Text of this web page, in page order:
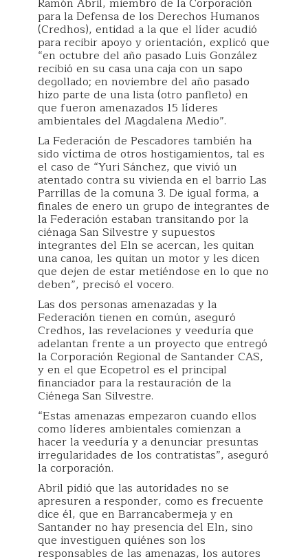
para la Defensa de los Derechos Humanos
(Credhos), entidad a la que el líder acudió
para recibir apoyo y orientación, explicó que
“en octubre del año pasado Luis González
recibió en su casa una caja con un sapo
degollado; en noviembre del año pasado
hizo parte de una lista (otro panfleto) en
que fueron amenazados 15 líderes
ambientales del Magdalena Medio”.
La Federación de Pescadores también ha
sido víctima de otros hostigamientos, tal es
el caso de “Yuri Sánchez, que vivió un
atentado contra su vivienda en el barrio Las
Parrillas de la comuna 3. De igual forma, a
finales de enero un grupo de integrantes de
la Federación estaban transitando por la
ciénaga San Silvestre y supuestos
integrantes del Eln se acercan, les quitan
una canoa, les quitan un motor y les dicen
que dejen de estar metiéndose en lo que no
deben”, precisó el vocero.
Las dos personas amenazadas y la
Federación tienen en común, aseguró
Credhos, las revelaciones y veeduría que
adelantan frente a un proyecto que entregó
la Corporación Regional de Santander CAS,
y en el que Ecopetrol es el principal
financiador para la restauración de la
Ciénega San Silvestre.
“Estas amenazas empezaron cuando ellos
como líderes ambientales comienzan a
hacer la veeduría y a denunciar presuntas
irregularidades de los contratistas”, aseguró
la corporación.
Abril pidió que las autoridades no se
apresuren a responder, como es frecuente
dice él, que en Barrancabermeja y en
Santander no hay presencia del Eln, sino
que investiguen quiénes son los
responsables de las amenazas, los autores